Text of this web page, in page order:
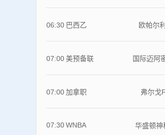
06:30 巴西乙 欧帕尔
07:00美预备联 国际迈阿
07:00加拿职 弗尔戈
07:30WNBA 华盛顿神